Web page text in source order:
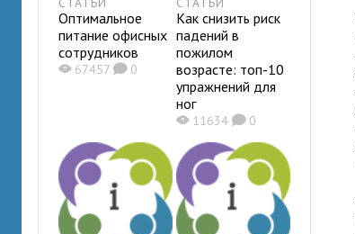
Оптимальное
питание офисных
сотрудников
X67457K0
Как снизить риск
падений в
пожилом
возрасте: топ-10
упражнений для
ног
X11634K0